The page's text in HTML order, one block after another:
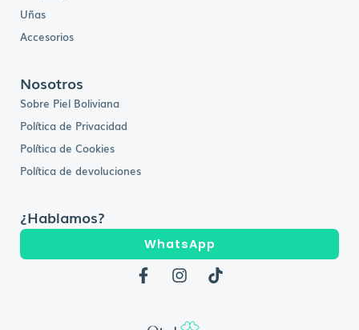
Uñas
Accesorios
Nosotros
Sobre Piel Boliviana
Política de Privacidad
Política de Cookies
Política de devoluciones
¿Hablamos?
WhatsApp
F
a
I
n
T
i